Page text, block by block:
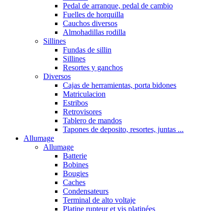
Pedal de arranque, pedal de cambio
Fuelles de horquilla
Cauchos diversos
Almohadillas rodilla
Sillines
Fundas de sillin
Sillines
Resortes y ganchos
Diversos
Cajas de herramientas, porta bidones
Matriculacion
Estribos
Retrovisores
Tablero de mandos
Tapones de deposito, resortes, juntas ...
Allumage
Allumage
Batterie
Bobines
Bougies
Caches
Condensateurs
Terminal de alto voltaje
Platine rupteur et vis platinées